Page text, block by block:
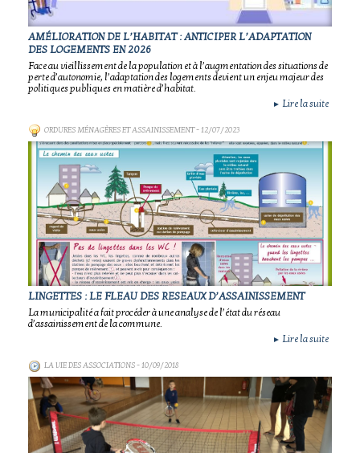
AMÉLIORATION DE L’HABITAT : ANTICIPER L’ADAPTATION
DES LOGEMENTS EN 2026
Face au vieillissement de la population et à l’augmentation des situations de
perte d’autonomie, l’adaptation des logements devient un enjeu majeur des
politiques publiques en matière d’habitat.
► Lire la suite
ORDURES MÉNAGÈRES ET ASSAINISSEMENT- 12/07/2023
LINGETTES : LE FLEAU DES RESEAUX D’ASSAINISSEMENT
La municipalité a fait procéder à une analyse de l’état du réseau
d’assainissement de la commune.
► Lire la suite
LA VIE DES ASSOCIATIONS- 10/09/2018